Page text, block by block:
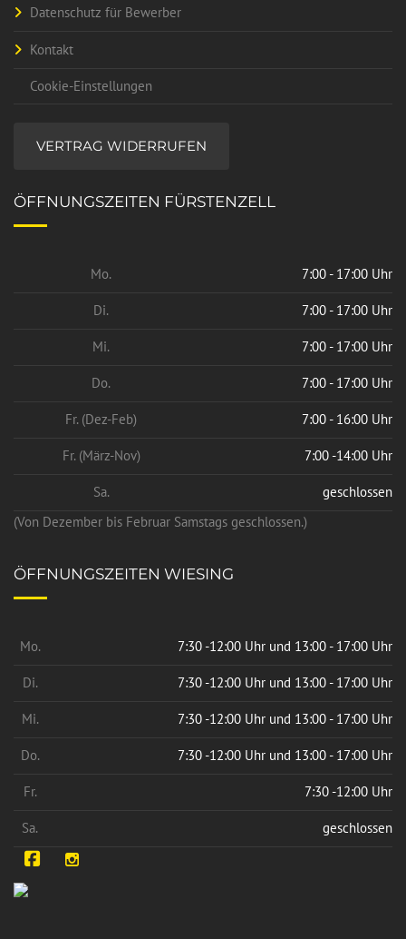
Datenschutz für Bewerber
Kontakt
Cookie-Einstellungen
VERTRAG WIDERRUFEN
ÖFFNUNGSZEITEN FÜRSTENZELL
Mo. 7:00 - 17:00 Uhr
Di. 7:00 - 17:00 Uhr
Mi. 7:00 - 17:00 Uhr
Do. 7:00 - 17:00 Uhr
Fr. (Dez-Feb) 7:00 - 16:00 Uhr
Fr. (März-Nov) 7:00 -14:00 Uhr
Sa.
geschlossen
(Von Dezember bis Februar Samstags geschlossen.)
ÖFFNUNGSZEITEN WIESING
Mo. 7:30 -12:00 Uhr und 13:00 - 17:00 Uhr
Di. 7:30 -12:00 Uhr und 13:00 - 17:00 Uhr
Mi. 7:30 -12:00 Uhr und 13:00 - 17:00 Uhr
Do. 7:30 -12:00 Uhr und 13:00 - 17:00 Uhr
Fr. 7:30 -12:00 Uhr
Sa. geschlossen
Facebook